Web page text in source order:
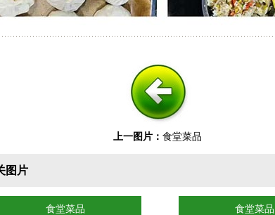
上一图片： 食堂菜品
图片
食堂菜品 食堂菜品